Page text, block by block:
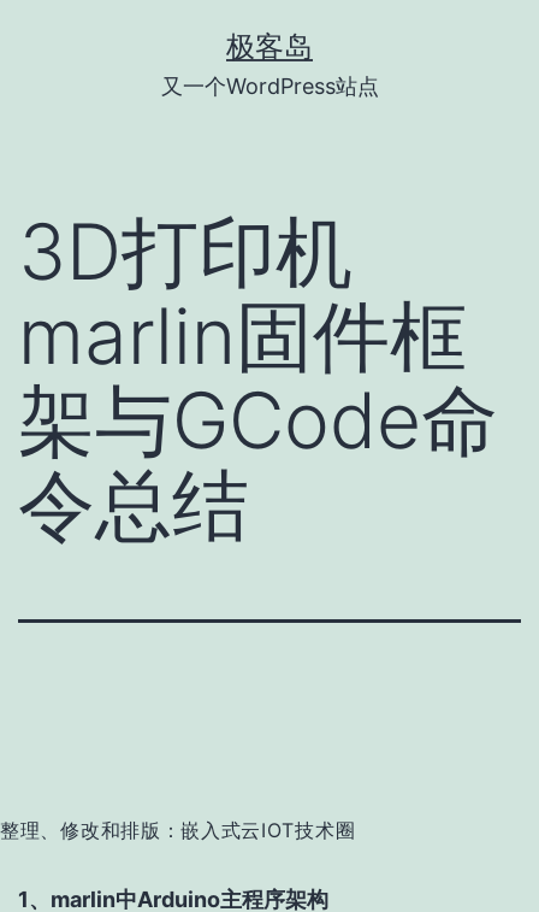
极客岛
又一个WordPress站点
3D打印机
marlin固件框
架与GCode命
令总结
整理、修改和排版：嵌入式云IOT技术圈
1、marlin中Arduino主程序架构